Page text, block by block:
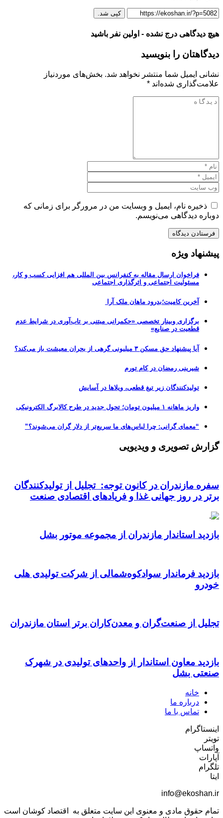
کپی شد.
هیچ دیدگاهی درج نشده - اولین نفر باشید
دیدگاهتان را بنویسید
نشانی ایمیل شما منتشر نخواهد شد. بخش‌های موردنیاز
علامت‌گذاری شده‌اند *
ذخیره نام، ایمیل و وبسایت من در مرورگر برای زمانی که
دوباره دیدگاهی می‌نویسم.
پیشنهاد ویژه
فراخوان ارسال مقاله به کنفرانس بین المللی هم افزایی کسب و کار،
مسئولیت اجتماعی و اثرگذاری اجتماعی
آخرین کامیت؛بدرود ماهان ملک آرا
برگزاری وبینار تخصصی «حکمرانی مبتنی بر تاب‌آوری در شرایط عدم
قطعیت در صنایع»
آیا پیشنهاد حق مسکن ۳ میلیونی گرهی از بحران معیشت باز می‌کند؟
شیرینی رمضان در کام تورم
تولیدکنندگان زیر تیغ قطعی، ویلاها در آسایش
واریز ماهانه ۱ میلیون تومان؛ تحول جدید در طرح کالابرگ الکترونیکی
“معمای گرانی: چرا لباس‌های ما سریع‌تر از دلار گران می‌شوند؟”
گزارش تصویری و ویدیویی
سفره مازندران در کانون توجه: تجلیل از تولیدکنندگان
برتر در روز جهانی غذا و فریادهای اقتصادی صنعت
بازدید استاندار مازندران از مجموعه موتور بشل
بازدید فرماندار سوادکوه‌شمالی از شرکت تولیدی هلی
خودرو
تجلیل از صنعت‌گران و معدن‌کاران برتر استان مازندران
بازدید معاون استاندار از واحدهای تولیدی در شهرک
صنعتی بشل
خانه
درباره ما
تماس با ما
اینستاگرام
تویتر
واتساپ
آپارات
تلگرام
ایتا
info@ekoshan.ir
تمام حقوق مادی و معنوی این سایت متعلق به اقتصاد کوشان است